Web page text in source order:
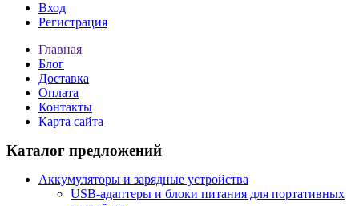
Вход
Регистрация
Главная
Блог
Доставка
Оплата
Контакты
Карта сайта
Каталог предложений
Аккумуляторы и зарядные устройства
USB-адаптеры и блоки питания для портативных